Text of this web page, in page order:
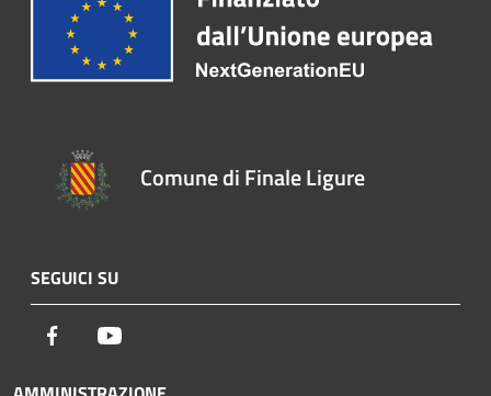
Comune di Finale Ligure
SEGUICI SU
Facebook